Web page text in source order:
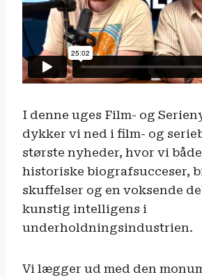
I denne uges Film- og
dykker vi ned i film- og
største nyheder, hvor vi
historiske biografsucceser,
skuffelser og en voksende
kunstig intelligens i
underholdningsindustrien.
Vi lægger ud med den